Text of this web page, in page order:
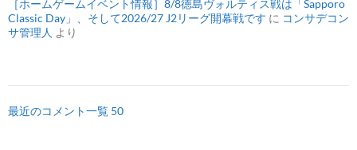
［ホームゲームイベント情報］8/8徳島ヴォルティス戦は「Sapporo
Classic Day」、そして2026/27 J2リーグ開幕戦です に コンサデコン
サ管理人 より
最近のコメント一覧 50